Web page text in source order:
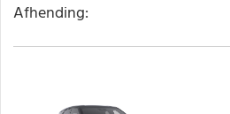
Afhending